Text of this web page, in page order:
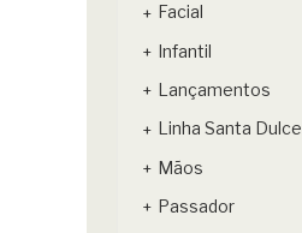
Facial
Infantil
Lançamentos
Linha Santa Dulce
Mãos
Passador